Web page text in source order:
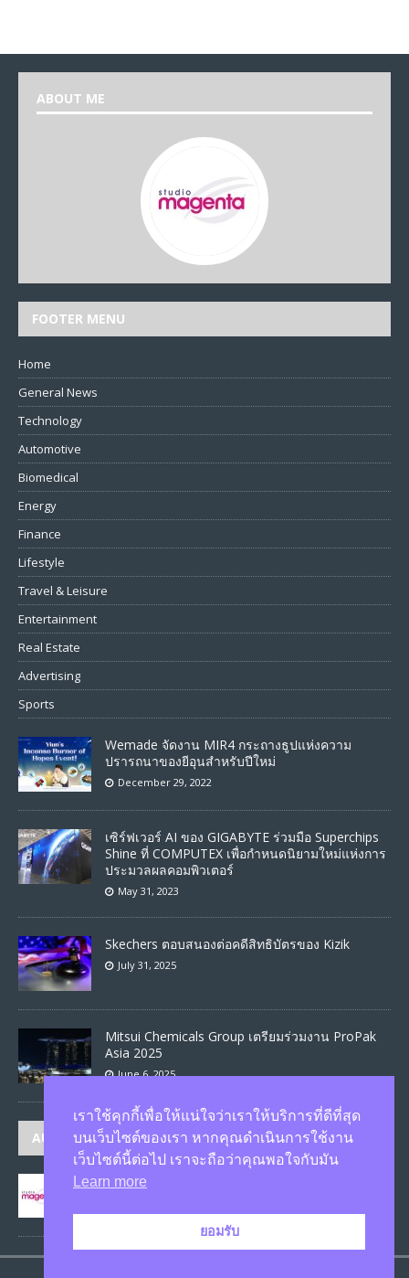
ABOUT ME
FOOTER MENU
Home
General News
Technology
Automotive
Biomedical
Energy
Finance
Lifestyle
Travel & Leisure
Entertainment
Real Estate
Advertising
Sports
Wemade จัดงาน MIR4 กระถางธูปแห่งความ
ปรารถนาของยีอุนสำหรับปีใหม่
December 29, 2022
เซิร์ฟเวอร์ AI ของ GIGABYTE ร่วมมือ Superchips
Shine ที่ COMPUTEX เพื่อกำหนดนิยามใหม่แห่งการ
ประมวลผลคอมพิวเตอร์
May 31, 2023
Skechers ตอบสนองต่อคดีสิทธิบัตรของ Kizik
July 31, 2025
Mitsui Chemicals Group เตรียมร่วมงาน ProPak
Asia 2025
June 6, 2025
AUTHORS
JASON
เราใช้คุกกี้เพื่อให้แน่ใจว่าเราให้บริการที่ดีที่สุด
บนเว็บไซต์ของเรา หากคุณดำเนินการใช้งาน
เว็บไซต์นี้ต่อไป เราจะถือว่าคุณพอใจกับมัน
Learn more
ยอมรับ